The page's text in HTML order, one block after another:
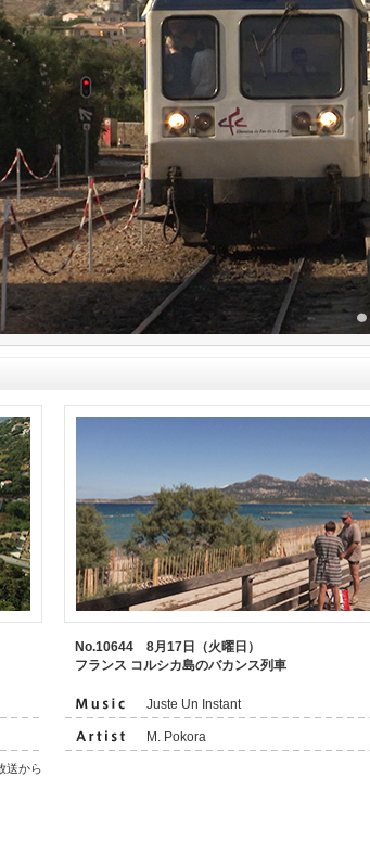
送から
No.10644 8月17日（火曜日）
フランス コルシカ島のバカンス列車
Juste Un Instant
M. Pokora